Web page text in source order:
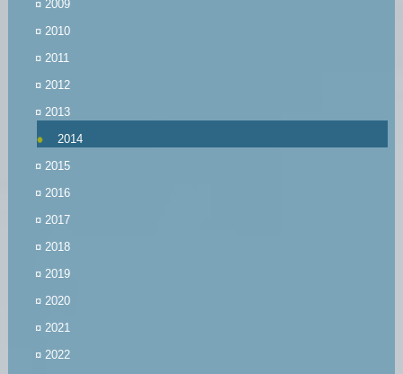
¤ 2009
¤ 2010
¤ 2011
¤ 2012
¤ 2013
2014
¤ 2015
¤ 2016
¤ 2017
¤ 2018
¤ 2019
¤ 2020
¤ 2021
¤ 2022